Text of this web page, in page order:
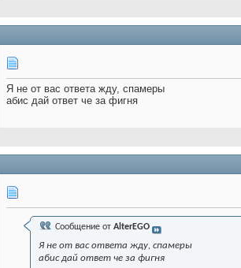
Я не от вас ответа жду, спамеры
абис дай ответ че за фигня
Сообщение от AlterEGO
Я не от вас ответа жду, спамеры
абис дай ответ че за фигня